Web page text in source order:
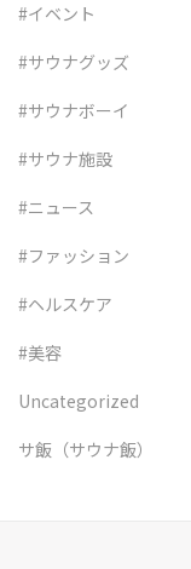
#イベント
#サウナグッズ
#サウナボーイ
#サウナ施設
#ニュース
#ファッション
#ヘルスケア
#美容
Uncategorized
サ飯（サウナ飯）